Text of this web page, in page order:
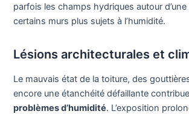
parfois les champs hydriques autour
certains murs plus sujets à l’humidité.
Lésions architecturales et
Le mauvais état de la toiture, des
encore une étanchéité défaillante
problèmes d’humidité. L’exposition